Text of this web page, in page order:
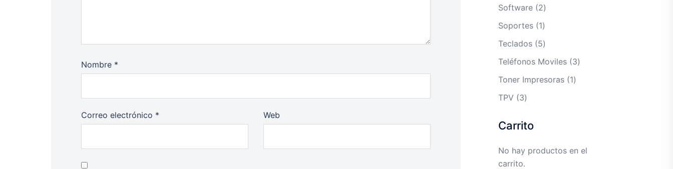
Nombre *
Correo electrónico * Web
Software 22
productos
Soportes 11
producto
Teclados 55
productos
Teléfonos Moviles 33
Toner Impresoras 11
TPV 33
Carrito
No hay productos en el
carrito.